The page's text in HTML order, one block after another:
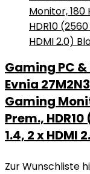
Gaming PC
Evnia
Gaming
Prem.,
1.4, 2 x HDMI
Zur Wunschliste